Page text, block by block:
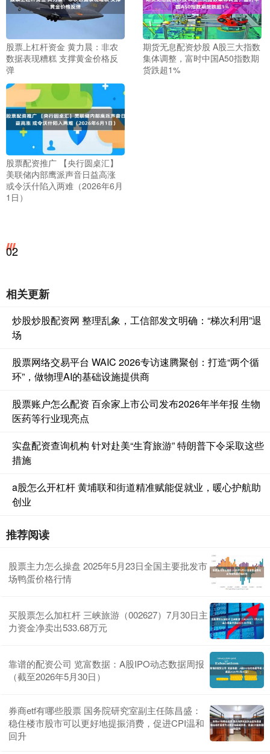
股票上杠杆资金 黄力晨：非农
数据表现糟糕 支撑黄金价格反
弹
期货无息配资炒股 A股三大指数
集体调整，富时中国A50指数期
货跌超1%
股票配资推广 【央行圆桌汇】
美联储内部鹰派声音日益高涨
或令沃什陷入两难（2026年6月
1日）
02
相关更新
炒股炒股配资网 整理乱象，工信部发文明确：“梯次利用”退
场
股票网络交易平台 WAIC 2026专访速腾聚创：打造“两个循
环”，做物理AI的基础设施提供商
股票账户怎么配资 百余家上市公司发布2026年半年报 生物
医药等行业现亮点
实盘配资查询机构 针对赴美“生育旅游” 特朗普下令采取这些
措施
a股怎么开杠杆 黄埔联和街道精准赋能促就业，暖心护航助
创业
推荐阅读
股票主力怎么操盘 2025年5月23日全国主要批发市
场鸭蛋价格行情
买股票怎么加杠杆 三峡旅游（002627）7月30日主
力资金净卖出533.68万元
靠谱的配资公司 览富数据：A股IPO动态数据周报
（截至2026年5月30日）
券商etf有哪些股票 国务院研究室副主任陈昌盛：
稳住楼市股市可以更好地提振消费，促进CPI温和
回升